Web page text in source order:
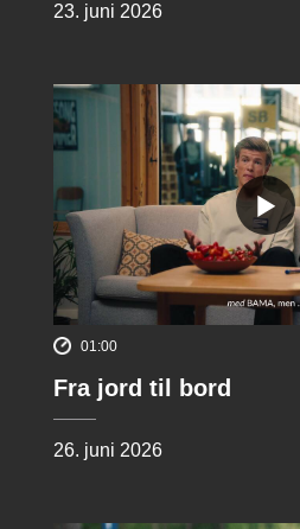
23. juni 2026
01:00
Fra jord til bord
26. juni 2026